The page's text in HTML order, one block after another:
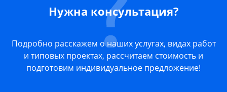
Нужна консультация?
Подробно расскажем о наших услугах, видах работ
и типовых проектах, рассчитаем стоимость и
подготовим индивидуальное предложение!